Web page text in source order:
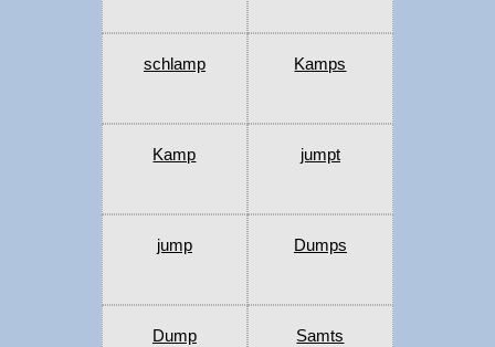
schlamp Kamps
Kamp jumpt
jump Dumps
Dump Samts